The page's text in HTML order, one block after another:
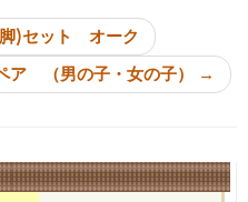
)セット オーク
（男の子・女の子）
→